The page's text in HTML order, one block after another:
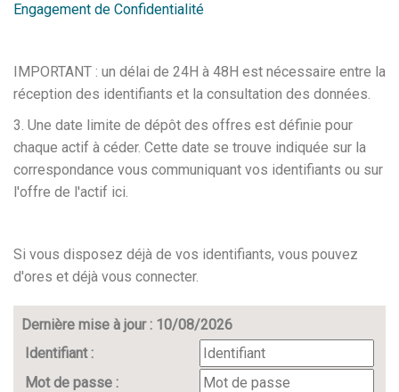
Engagement de Confidentialité
IMPORTANT : un délai de 24H à 48H est nécessaire entre la
réception des identifiants et la consultation des données.
3. Une date limite de dépôt des offres est définie pour
chaque actif à céder. Cette date se trouve indiquée sur la
correspondance vous communiquant vos identifiants ou sur
l'offre de l'actif ici.
Si vous disposez déjà de vos identifiants, vous pouvez
d'ores et déjà vous connecter.
Dernière mise à jour : 10/08/2026
Identifiant :
Mot de passe :